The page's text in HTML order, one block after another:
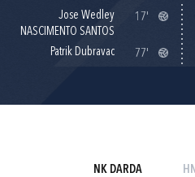
Jose Wedley
NASCIMENTO SANTOS
17'
Patrik Dubravac 77'
NK DARDA